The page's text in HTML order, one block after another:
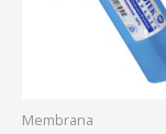
Membrana